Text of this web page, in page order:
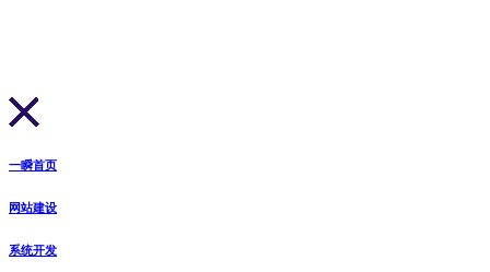
一瞬首页
网站建设
系统开发